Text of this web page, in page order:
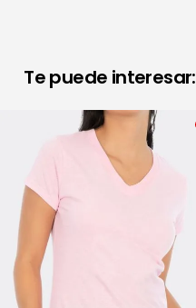
Te puede interesar: